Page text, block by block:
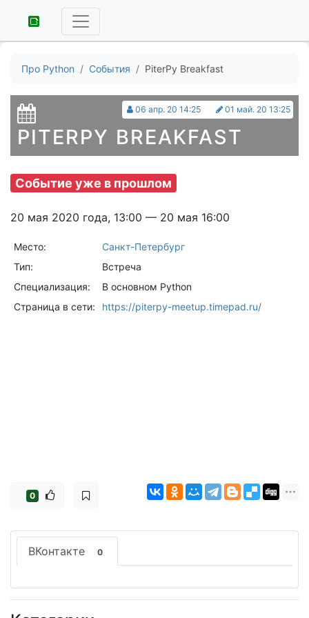
Про Python События PiterPy Breakfast
06 апр. 20 14:25 01 май. 20 13:25
PITERPY BREAKFAST
Событие уже в прошлом
20 мая 2020 года, 13:00 — 20 мая 16:00
Место:
Санкт-Петербург
Тип:
Встреча
Специализация:
В основном Python
Страница в сети:
https://piterpy-meetup.timepad.ru/
0
ВКонтакте 0